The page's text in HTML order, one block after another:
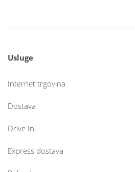
Usluge
Internet trgovina
Dostava
Drive In
Express dostava